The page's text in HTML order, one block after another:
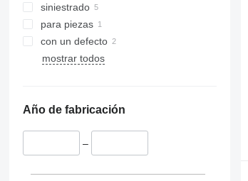
siniestrado
para piezas
con un defecto
mostrar todos
Año de fabricación
–